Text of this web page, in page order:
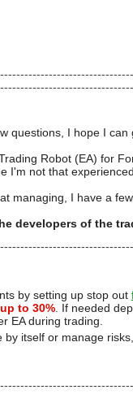
questions, I hope I can
Robot (EA) for
I'm not that
managing, I have a
developers of the
by setting up stop out
to 30% . If needed
EA during trading.
itself or manage